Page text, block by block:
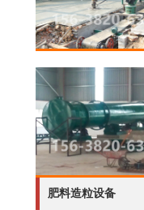
肥料造粒设备